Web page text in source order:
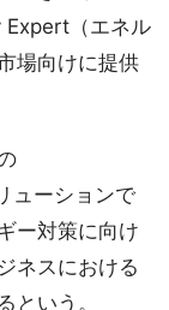
Expert（エネル
場向けに提供
ューションで
ー対策に向け
ネスにおける
という。